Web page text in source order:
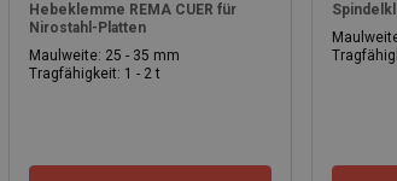
Hebeklemme REMA CUER für
Nirostahl-Platten
Maulweite: 25 - 35 mm
Tragfähigkeit: 1 - 2 t